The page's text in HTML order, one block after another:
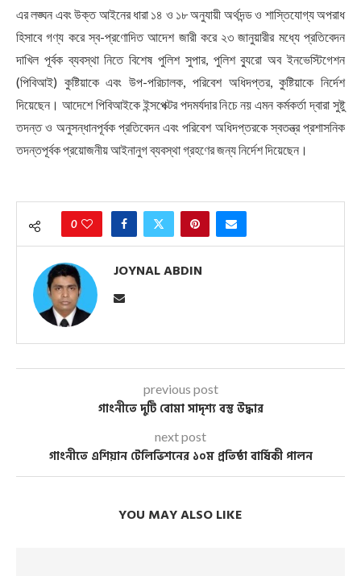
এর লঙ্ঘন এবং উক্ত আইনের ধারা ১৪ ও ১৮ অনুযায়ী অর্থদন্ড ও শাস্তিযোগ্য অপরাধ
হিসাবে গণ্য করে স্ব-প্রণোদিত আদেশ জারী করে ২৩ জানুয়ারীর মধ্যে প্রতিবেদন
দাখিল পূর্বক ব্যবস্থা নিতে বিশেষ পুলিশ সুপার, পুলিশ ব্যুরো অব ইনভেস্টিগেশন
(পিবিআই) কুষ্টিয়াকে এবং উপ-পরিচালক, পরিবেশ অধিদপ্তর, কুষ্টিয়াকে নির্দেশ
দিয়েছেন। আদেশে পিবিআইকে ইন্সপেক্টর পদমর্যদার নিচে নয় এমন কর্মকর্তা দ্বারা সুষ্টু
তদন্ত ও অনুসন্ধানপূর্বক প্রতিবেদন এবং পরিবেশ অধিদপ্তরকে স্বতন্ত্র প্রশাসনিক
তদন্তপূর্বক প্রয়োজনীয় আইনানুগ ব্যবস্থা গ্রহণের জন্য নির্দেশ দিয়েছেন।
0
JOYNAL ABDIN
previous post
গাংনীতে দুটি বোমা সাদৃশ্য বস্তু উদ্ধার
next post
গাংনীতে এশিয়ান টেলিভিশনের ১০ম প্রতিষ্ঠা বার্ষিকী পালন
YOU MAY ALSO LIKE